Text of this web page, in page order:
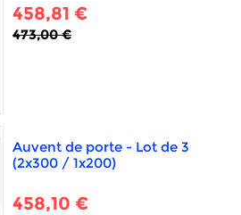
458,81 €
473,00 €
Auvent de porte - Lot de 3
(2x300 / 1x200)
458,10 €